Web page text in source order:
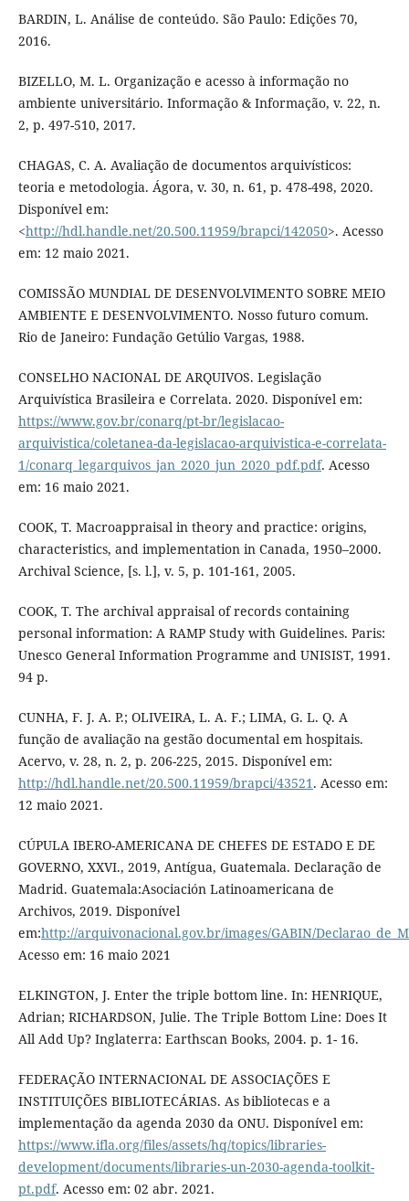
BARDIN, L. Análise de conteúdo. São Paulo: Edições 70,
2016.
BIZELLO, M. L. Organização e acesso à informação no
ambiente universitário. Informação & Informação, v. 22, n.
2, p. 497-510, 2017.
CHAGAS, C. A. Avaliação de documentos arquivísticos:
teoria e metodologia. Ágora, v. 30, n. 61, p. 478-498, 2020.
Disponível em:
<http://hdl.handle.net/20.500.11959/brapci/142050>. Acesso
em: 12 maio 2021.
COMISSÃO MUNDIAL DE DESENVOLVIMENTO SOBRE MEIO
AMBIENTE E DESENVOLVIMENTO. Nosso futuro comum.
Rio de Janeiro: Fundação Getúlio Vargas, 1988.
CONSELHO NACIONAL DE ARQUIVOS. Legislação
Arquivística Brasileira e Correlata. 2020. Disponível em:
https://www.gov.br/conarq/pt-br/legislacao-
arquivistica/coletanea-da-legislacao-arquivistica-e-correlata-
1/conarq_legarquivos_jan_2020_jun_2020_pdf.pdf. Acesso
em: 16 maio 2021.
COOK, T. Macroappraisal in theory and practice: origins,
characteristics, and implementation in Canada, 1950–2000.
Archival Science, [s. l.], v. 5, p. 101-161, 2005.
COOK, T. The archival appraisal of records containing
personal information: A RAMP Study with Guidelines. Paris:
Unesco General Information Programme and UNISIST, 1991.
94 p.
CUNHA, F. J. A. P.; OLIVEIRA, L. A. F.; LIMA, G. L. Q. A
função de avaliação na gestão documental em hospitais.
Acervo, v. 28, n. 2, p. 206-225, 2015. Disponível em:
http://hdl.handle.net/20.500.11959/brapci/43521. Acesso em:
12 maio 2021.
CÚPULA IBERO-AMERICANA DE CHEFES DE ESTADO E DE
GOVERNO, XXVI., 2019, Antígua, Guatemala. Declaração de
Madrid. Guatemala:Asociación Latinoamericana de
Archivos, 2019. Disponível
em:http://arquivonacional.gov.br/images/GABIN/
Acesso em: 16 maio 2021
ELKINGTON, J. Enter the triple bottom line. In: HENRIQUE,
Adrian; RICHARDSON, Julie. The Triple Bottom Line: Does It
All Add Up? Inglaterra: Earthscan Books, 2004. p. 1- 16.
FEDERAÇÃO INTERNACIONAL DE ASSOCIAÇÕES E
INSTITUIÇÕES BIBLIOTECÁRIAS. As bibliotecas e a
implementação da agenda 2030 da ONU. Disponível em:
https://www.ifla.org/files/assets/hq/topics/libraries-
development/documents/libraries-un-2030-agenda-toolkit-
pt.pdf. Acesso em: 02 abr. 2021.